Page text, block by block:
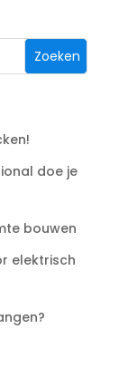
doe je
bouwen
elektrisch